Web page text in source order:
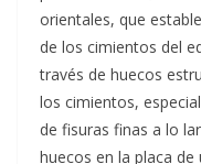
orientales, que
de los cimientos del
través de huecos
los cimientos,
de fisuras finas a lo
huecos en la placa